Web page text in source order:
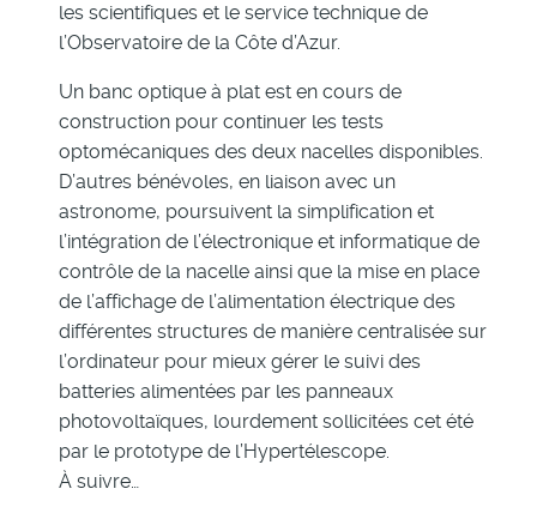
les scientifiques et le service technique de
l’Observatoire de la Côte d’Azur.
Un banc optique à plat est en cours de
construction pour continuer les tests
optomécaniques des deux nacelles disponibles.
D’autres bénévoles, en liaison avec un
astronome, poursuivent la simplification et
l’intégration de l’électronique et informatique de
contrôle de la nacelle ainsi que la mise en place
de l’affichage de l’alimentation électrique des
différentes structures de manière centralisée sur
l’ordinateur pour mieux gérer le suivi des
batteries alimentées par les panneaux
photovoltaïques, lourdement sollicitées cet été
par le prototype de l’Hypertélescope.
À suivre…